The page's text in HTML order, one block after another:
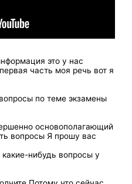
это у нас
часть моя речь вот я
по теме экзамены
основополагающий
вопросы Я прошу вас
нибудь вопросы у